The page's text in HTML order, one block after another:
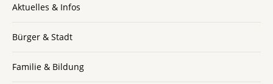
Aktuelles & Infos
Bürger & Stadt
Familie & Bildung